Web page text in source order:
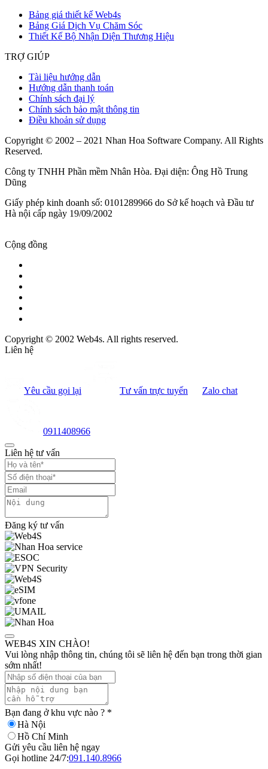
Bảng giá thiết kế Web4s
Bảng Giá Dịch Vụ Chăm Sóc
Thiết Kế Bộ Nhận Diện Thương Hiệu
TRỢ GIÚP
Tài liệu hướng dẫn
Hướng dẫn thanh toán
Chính sách đại lý
Chính sách bảo mật thông tin
Điều khoản sử dụng
Copyright © 2002 – 2021 Nhan Hoa Software Company. All Rights
Reserved.
Công ty TNHH Phần mềm Nhân Hòa. Đại diện: Ông Hồ Trung
Dũng
Giấy phép kinh doanh số: 0101289966 do Sở kế hoạch và Đầu tư
Hà nội cấp ngày 19/09/2002
Cộng đồng
Copyright © 2002 Web4s. All rights reserved.
Liên hệ
Yêu cầu gọi lại Tư vấn trực tuyến Zalo chat
0911408966
Liên hệ tư vấn
Đăng ký tư vấn
WEB4S XIN CHÀO!
Vui lòng nhập thông tin, chúng tôi sẽ liên hệ đến bạn trong thời gian
sớm nhất!
Bạn đang ở khu vực nào ? *
Hà Nội
Hồ Chí Minh
Gửi yêu cầu liên hệ ngay
Gọi hotline 24/7:091.140.8966